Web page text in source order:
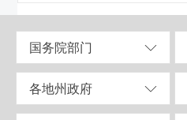
国务院部门
各地州政府